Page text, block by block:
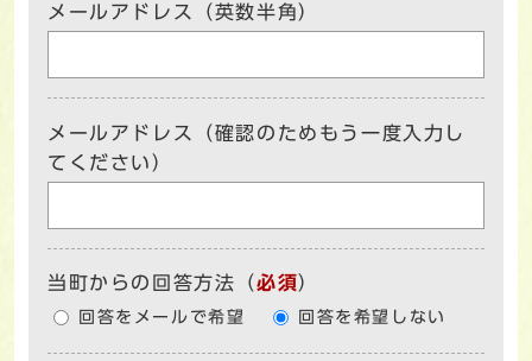
メールアドレス（英数半角）
メールアドレス（確認のためもう一度入力し
てください）
当町からの回答方法 （必須）
回答をメールで希望 回答を希望しない